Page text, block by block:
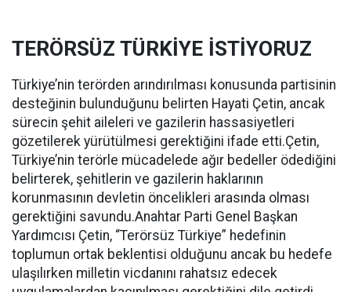
TERÖRSÜZ TÜRKİYE İSTİYORUZ
Türkiye’nin terörden arındırılması konusunda partisinin
desteğinin bulunduğunu belirten Hayati Çetin, ancak
sürecin şehit aileleri ve gazilerin hassasiyetleri
gözetilerek yürütülmesi gerektiğini ifade etti.Çetin,
Türkiye’nin terörle mücadelede ağır bedeller ödediğini
belirterek, şehitlerin ve gazilerin haklarının
korunmasının devletin öncelikleri arasında olması
gerektiğini savundu.Anahtar Parti Genel Başkan
Yardımcısı Çetin, “Terörsüz Türkiye” hedefinin
toplumun ortak beklentisi olduğunu ancak bu hedefe
ulaşılırken milletin vicdanını rahatsız edecek